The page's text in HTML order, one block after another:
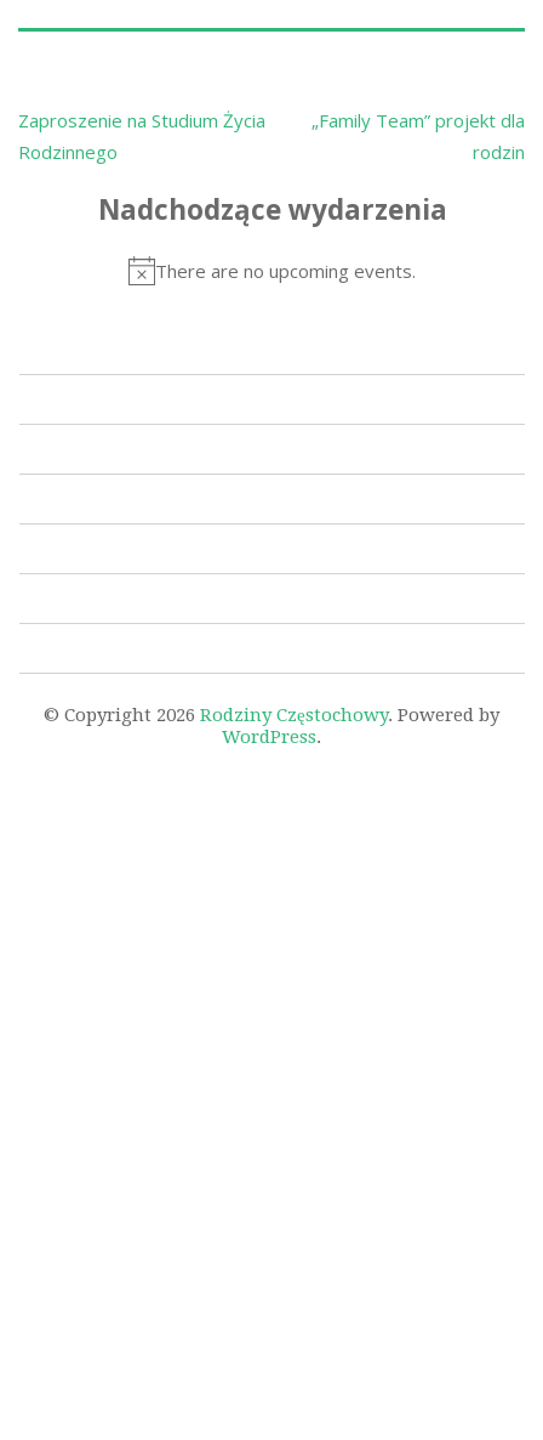
Nawigacja
wpisu
Zaproszenie na Studium Życia
Rodzinnego
„Family Team” projekt dla
rodzin
Nadchodzące wydarzenia
There are no upcoming events.
© Copyright 2026 Rodziny Częstochowy. Powered by
WordPress.